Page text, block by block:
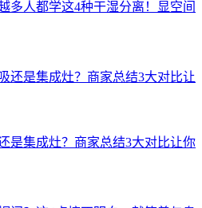
多人都学这4种干湿分离！显空间
是集成灶？商家总结3大对比让你